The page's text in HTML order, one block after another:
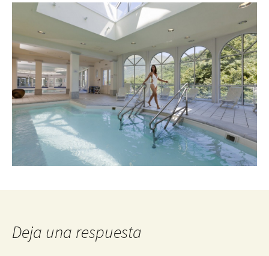
Deja una respuesta